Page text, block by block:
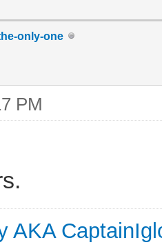
only-one
PM
AKA